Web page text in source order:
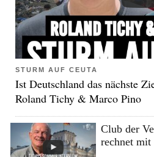
STURM AUF CEUTA
Ist Deutschland das nächste
Roland Tichy & Marco Pino
Club der
rechnet